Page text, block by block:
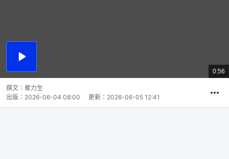
播
總
共
0:56
撰文： 崔力生
出版： 2026-06-04 08:00 更新： 2026-06-05 12:41